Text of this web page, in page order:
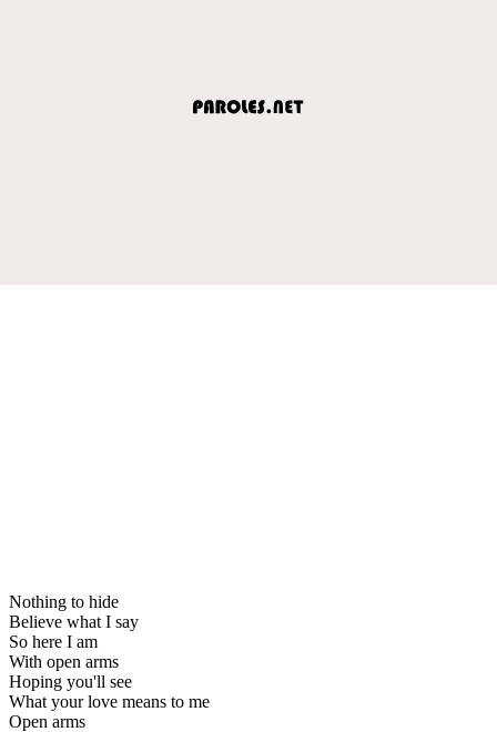
Nothing to hide
Believe what I say
So here I am
With open arms
Hoping you'll see
What your love means to me
Open arms